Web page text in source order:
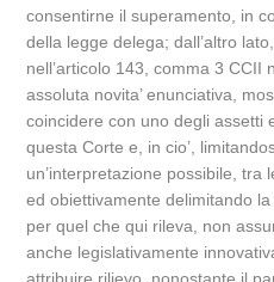
consentirne il superamento, in
della legge delega; dall’altro
nell’articolo 143, comma 3 CCII
assoluta novita’ enunciativa,
coincidere con uno degli assetti
questa Corte e, in cio’,
un’interpretazione possibile, tra
ed obiettivamente delimitando la
per quel che qui rileva, non
anche legislativamente